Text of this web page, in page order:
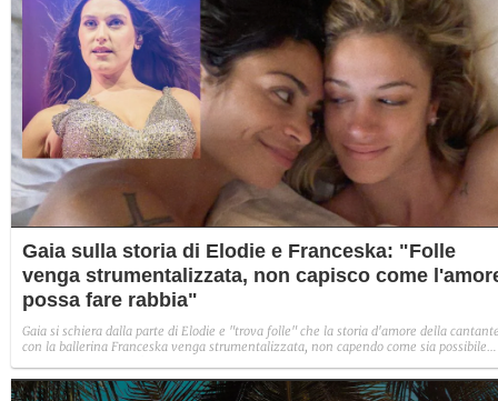
Gaia sulla storia di Elodie e Franceska: "Folle
venga strumentalizzata, non capisco come
possa fare rabbia"
Gaia si schiera dalla parte di Elodie e "trova folle" che la storia d'amore della
con la ballerina Franceska venga strumentalizzata, non capendo come sia possibile